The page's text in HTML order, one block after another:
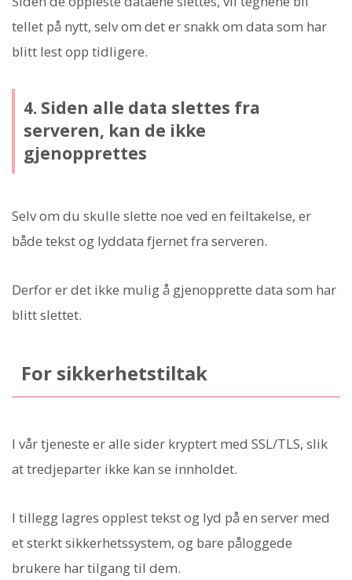
tellet på nytt, selv om det er snakk om data som har
blitt lest opp tidligere.
4. Siden alle data slettes fra
serveren, kan de ikke
gjenopprettes
Selv om du skulle slette noe ved en feiltakelse, er
både tekst og lyddata fjernet fra serveren.
Derfor er det ikke mulig å gjenopprette data som har
blitt slettet.
For sikkerhetstiltak
I vår tjeneste er alle sider kryptert med SSL/TLS, slik
at tredjeparter ikke kan se innholdet.
I tillegg lagres opplest tekst og lyd på en server med
et sterkt sikkerhetssystem, og bare påloggede
brukere har tilgang til dem.